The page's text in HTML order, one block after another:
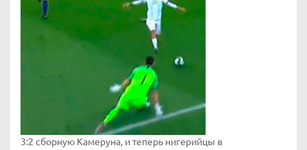
3:2 сборную Камеруна, и теперь нигерийцы в